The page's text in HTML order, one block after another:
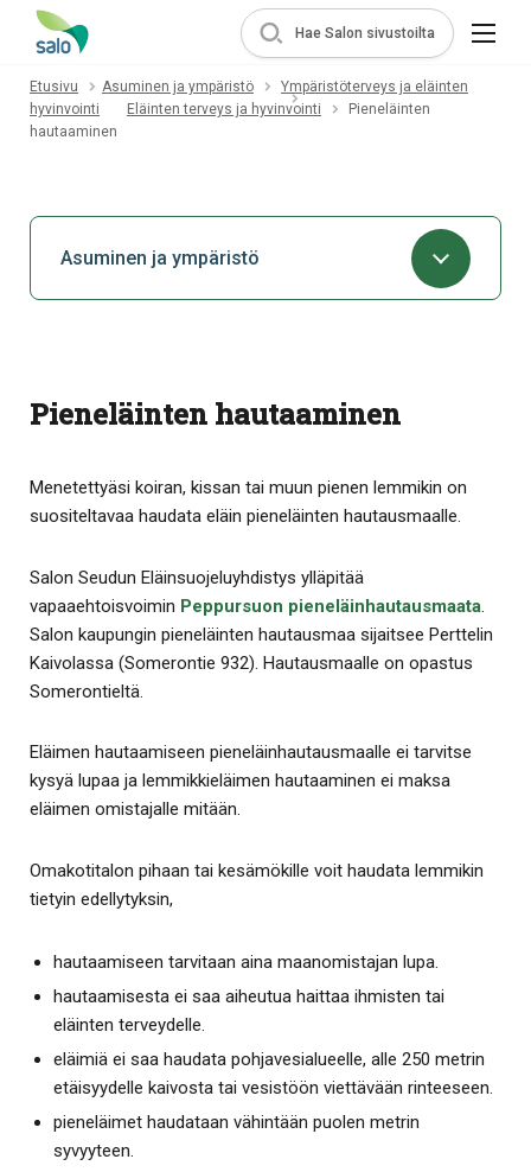
Hae Salon sivustoilta
Etusivu Asuminen ja ympäristö
Ympäristöterveys ja eläinten
hyvinvointi
Eläinten terveys ja hyvinvointi
Pieneläinten
hautaaminen
Asuminen ja ympäristö
Pieneläinten hautaaminen
Menetettyäsi koiran, kissan tai muun pienen lemmikin on
suositeltavaa haudata eläin pieneläinten hautausmaalle.
Salon Seudun Eläinsuojeluyhdistys ylläpitää
vapaaehtoisvoimin Peppursuon pieneläinhautausmaata.
Salon kaupungin pieneläinten hautausmaa sijaitsee Perttelin
Kaivolassa (Somerontie 932). Hautausmaalle on opastus
Somerontieltä.
Eläimen hautaamiseen pieneläinhautausmaalle ei tarvitse
kysyä lupaa ja lemmikkieläimen hautaaminen ei maksa
eläimen omistajalle mitään.
Omakotitalon pihaan tai kesämökille voit haudata lemmikin
tietyin edellytyksin,
hautaamiseen tarvitaan aina maanomistajan lupa.
hautaamisesta ei saa aiheutua haittaa ihmisten tai
eläinten terveydelle.
eläimiä ei saa haudata pohjavesialueelle, alle 250 metrin
etäisyydelle kaivosta tai vesistöön viettävään rinteeseen.
pieneläimet haudataan vähintään puolen metrin
syvyyteen.